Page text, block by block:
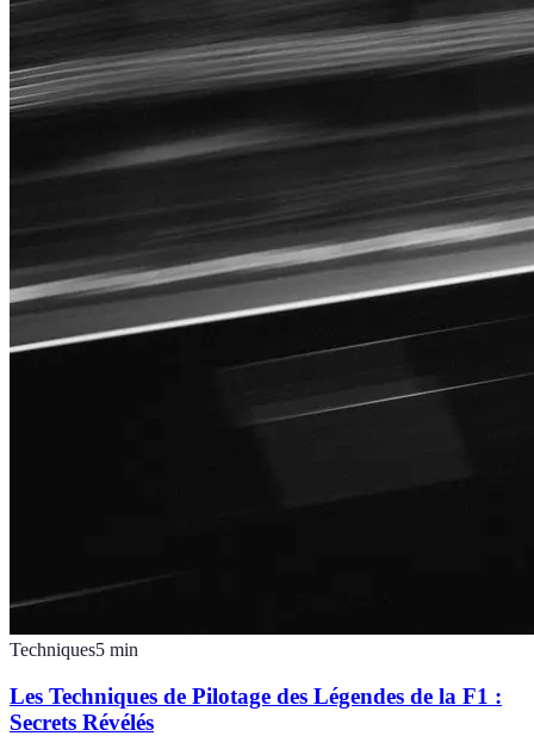
Techniques5 min
Les Techniques de Pilotage des Légendes de la F1 :
Secrets Révélés